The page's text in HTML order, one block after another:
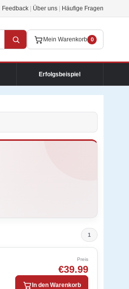
Feedback Über uns Häufige Fragen
Mein Warenkorb 0
Erfolgsbeispiel
1
Preis
€39.99
In den Warenkorb